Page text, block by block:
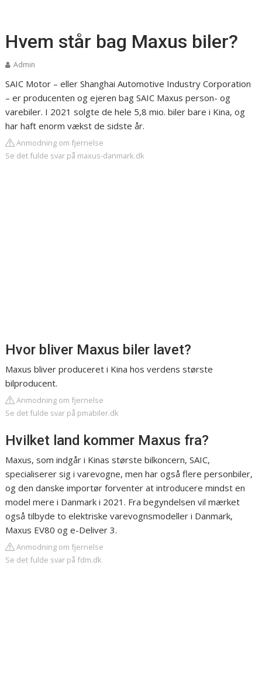
Hvem står bag Maxus biler?
Admin
SAIC Motor – eller Shanghai Automotive Industry Corporation
– er producenten og ejeren bag SAIC Maxus person- og
varebiler. I 2021 solgte de hele 5,8 mio. biler bare i Kina, og
har haft enorm vækst de sidste år.
Anmodning om fjernelse
Se det fulde svar på maxus-danmark.dk
Hvor bliver Maxus biler lavet?
Maxus bliver produceret i Kina hos verdens største
bilproducent.
Anmodning om fjernelse
Se det fulde svar på pmabiler.dk
Hvilket land kommer Maxus fra?
Maxus, som indgår i Kinas største bilkoncern, SAIC,
specialiserer sig i varevogne, men har også flere personbiler,
og den danske importør forventer at introducere mindst en
model mere i Danmark i 2021. Fra begyndelsen vil mærket
også tilbyde to elektriske varevognsmodeller i Danmark,
Maxus EV80 og e-Deliver 3.
Anmodning om fjernelse
Se det fulde svar på fdm.dk